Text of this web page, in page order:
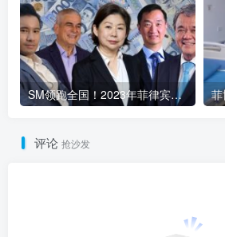
SM领跑全国！2023年菲律宾商业巨头稳健发展
评论 抢沙发